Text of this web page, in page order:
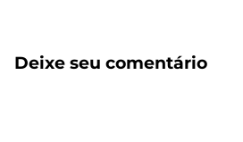
Deixe seu comentário